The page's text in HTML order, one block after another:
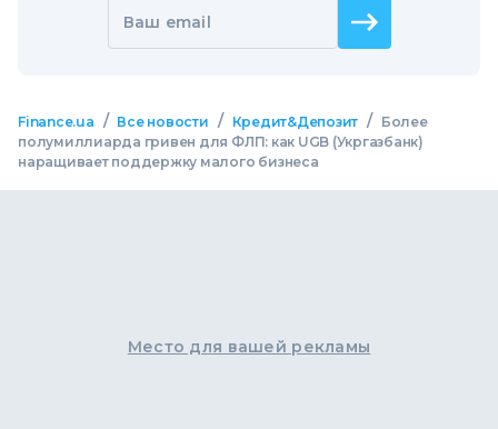
Ваш email
Finance.ua / Все новости / Кредит&Депозит /
Более
полумиллиарда гривен для ФЛП: как UGB (Укргазбанк)
наращивает поддержку малого бизнеса
Место для вашей рекламы